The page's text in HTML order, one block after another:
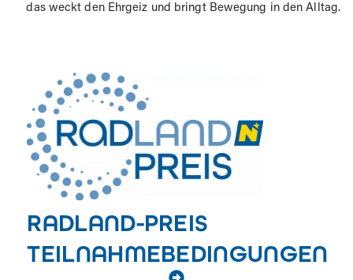
das weckt den Ehrgeiz und bringt Bewegung in den Alltag.
RADLAND-PREIS
TEILNAHMEBEDINGUNGEN